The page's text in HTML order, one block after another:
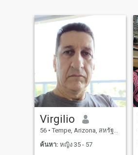
Virgilio
56 • Tempe, Arizona, สหรัฐอเมริกา
ค้นหา: หญิง 35 - 57